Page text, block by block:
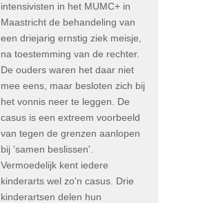
intensivisten in het MUMC+ in
Maastricht de behandeling van
een driejarig ernstig ziek meisje,
na toestemming van de rechter.
De ouders waren het daar niet
mee eens, maar besloten zich bij
het vonnis neer te leggen. De
casus is een extreem voorbeeld
van tegen de grenzen aanlopen
bij 'samen beslissen'.
Vermoedelijk kent iedere
kinderarts wel zo'n casus. Drie
kinderartsen delen hun